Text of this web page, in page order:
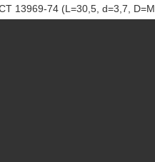
13969-74 (L=30,5, d=3,7,